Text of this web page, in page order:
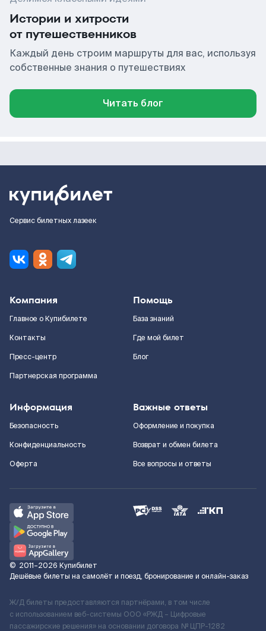
Истории и хитрости
от путешественников
Каждый день строим маршруты для вас, используя
собственные знания о путешествиях
Читать блог
Сервис билетных лазеек
Компания
Главное о Купибилете
Контакты
Пресс-центр
Партнерская программа
Помощь
База знаний
Где мой билет
Блог
Информация
Безопасность
Конфиденциальность
Оферта
Важные ответы
Оформление и покупка
Возврат и обмен билета
Все вопросы и ответы
© 2011–2026 Купибилет
Дешёвые билеты на самолёт и поезд, бронирование и онлайн-заказ
Ж/Д билеты предоставляются партнёрами, в том числе
с использованием веб-системы ООО «РЖД – Цифровые
пассажирские решения» на основании договора № ЦПР-1282